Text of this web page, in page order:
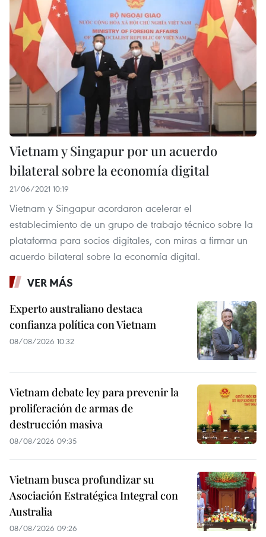
Vietnam y Singapur por un acuerdo
bilateral sobre la economía digital
21/06/2021 10:19
Vietnam y Singapur acordaron acelerar el
establecimiento de un grupo de trabajo técnico sobre la
plataforma para socios digitales, con miras a firmar un
acuerdo bilateral sobre la economía digital.
VER MÁS
Experto australiano destaca
confianza política con Vietnam
08/08/2026 10:32
Vietnam debate ley para prevenir la
proliferación de armas de
destrucción masiva
08/08/2026 09:35
Vietnam busca profundizar su
Asociación Estratégica Integral con
Australia
08/08/2026 09:26